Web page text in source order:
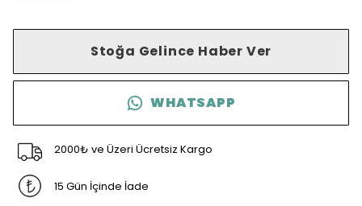
Stoğa Gelince Haber Ver
WHATSAPP
2000₺ ve Üzeri Ücretsiz Kargo
15 Gün İçinde İade